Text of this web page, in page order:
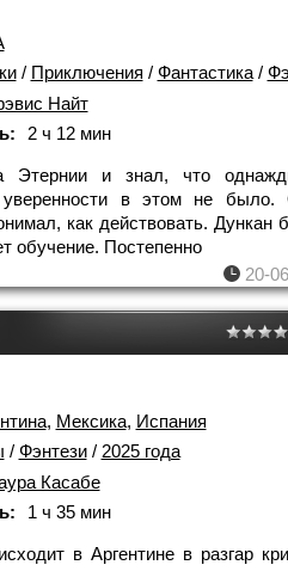
/ Приключения / Фантастика/
Найт
2 ч 12 мин
Этернии и знал, что
в этом не было.
как действовать. Дункан
обучение. Постепенно
20-
, Мексика, Испания
/ Фэнтези/ 2025 года
Касабе
1 ч 35 мин
в Аргентине в разгар